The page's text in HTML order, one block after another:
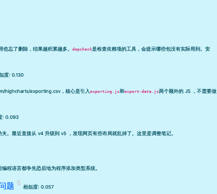
也忘了删除，结果越积累越多。 depcheck是检查依赖项的工具，会提示哪些包没有实际用到。安
度: 0.130
highcharts/exporting.csv ，核心是引入 exporting.js和export-data.js两个额外的 JS ，不需要做
: 0.093
。最近直接从 v4 升级到 v5 ，发现网页有些布局就乱掉了。这里是调整笔记。
程语言都争先恐后地为程序添加类型系统。
题
相似度: 0.057